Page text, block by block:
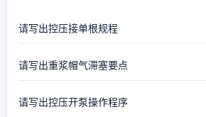
请写出控压接单根规程
请写出重浆帽气滞塞要点
请写出控压开泵操作程序